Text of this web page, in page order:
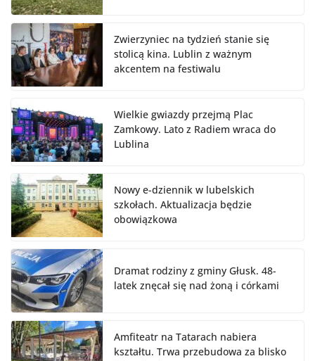
Zwierzyniec na tydzień stanie się
stolicą kina. Lublin z ważnym
akcentem na festiwalu
Wielkie gwiazdy przejmą Plac
Zamkowy. Lato z Radiem wraca do
Lublina
Nowy e-dziennik w lubelskich
szkołach. Aktualizacja będzie
obowiązkowa
Dramat rodziny z gminy Głusk. 48-
latek znęcał się nad żoną i córkami
Amfiteatr na Tatarach nabiera
kształtu. Trwa przebudowa za blisko